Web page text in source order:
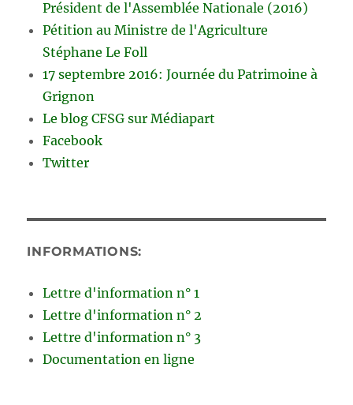
Président de l'Assemblée Nationale (2016)
Pétition au Ministre de l'Agriculture
Stéphane Le Foll
17 septembre 2016: Journée du Patrimoine à
Grignon
Le blog CFSG sur Médiapart
Facebook
Twitter
INFORMATIONS:
Lettre d'information n° 1
Lettre d'information n° 2
Lettre d'information n° 3
Documentation en ligne